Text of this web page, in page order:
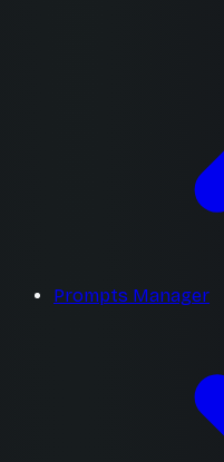
Prompts Manager